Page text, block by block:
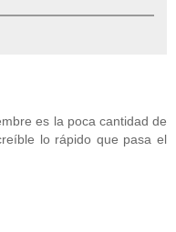
es la poca cantidad de
lo rápido que pasa el